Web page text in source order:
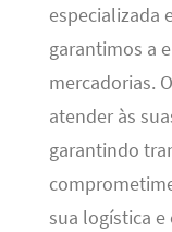
especializada
garantimos a
mercadorias.
atender às
garantindo
sua logística e